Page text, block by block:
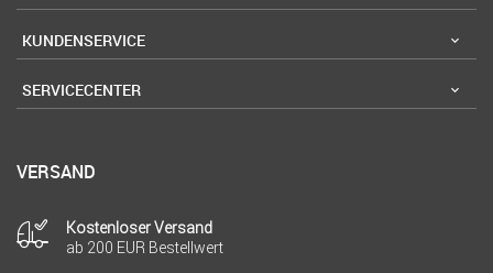
KUNDENSERVICE
SERVICECENTER
VERSAND
Kostenloser Versand
ab 200 EUR Bestellwert